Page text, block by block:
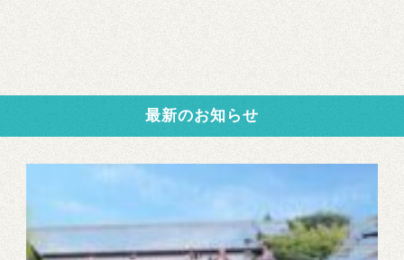
最新のお知らせ